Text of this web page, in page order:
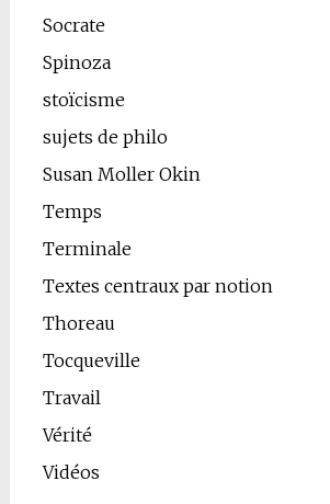
Socrate
Spinoza
stoïcisme
sujets de philo
Susan Moller Okin
Temps
Terminale
Textes centraux par notion
Thoreau
Tocqueville
Travail
Vérité
Vidéos